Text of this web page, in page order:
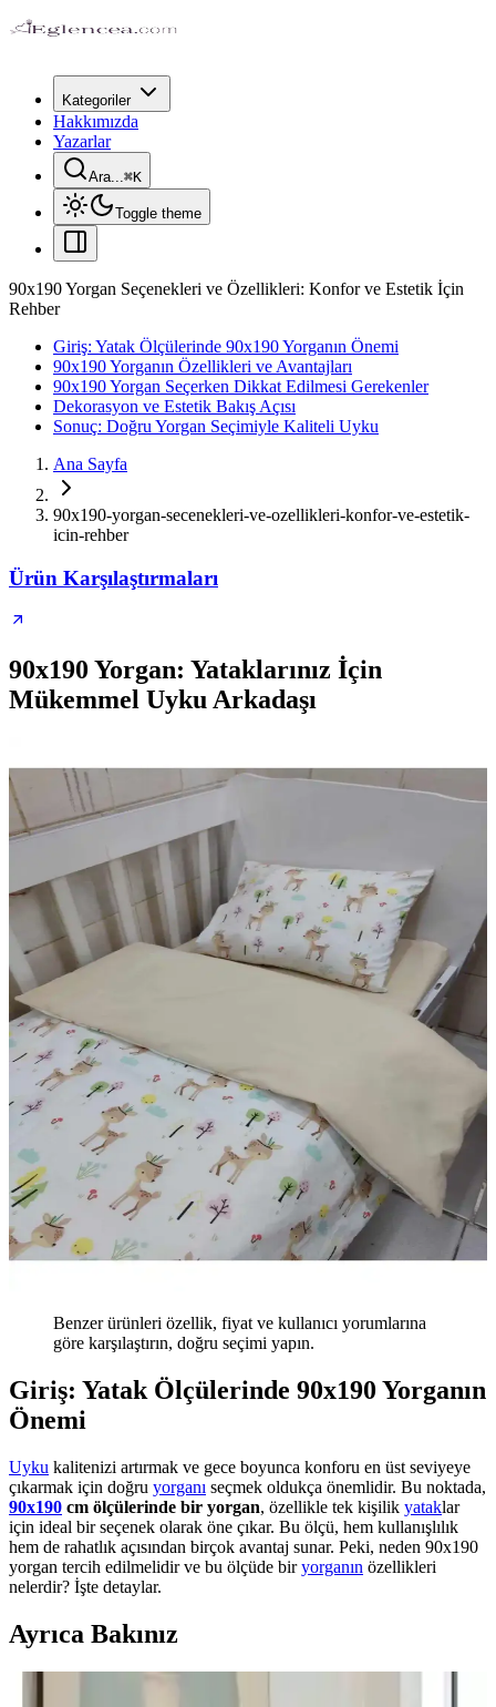
Kategoriler
Hakkımızda
Yazarlar
Ara...⌘K
Toggle theme
90x190 Yorgan Seçenekleri ve Özellikleri: Konfor ve Estetik İçin
Rehber
Giriş: Yatak Ölçülerinde 90x190 Yorganın Önemi
90x190 Yorganın Özellikleri ve Avantajları
90x190 Yorgan Seçerken Dikkat Edilmesi Gerekenler
Dekorasyon ve Estetik Bakış Açısı
Sonuç: Doğru Yorgan Seçimiyle Kaliteli Uyku
Ana Sayfa
90x190-yorgan-secenekleri-ve-ozellikleri-konfor-ve-estetik-
icin-rehber
Ürün Karşılaştırmaları
90x190 Yorgan: Yataklarınız İçin
Mükemmel Uyku Arkadaşı
Benzer ürünleri özellik, fiyat ve kullanıcı yorumlarına
göre karşılaştırın, doğru seçimi yapın.
Giriş: Yatak Ölçülerinde 90x190 Yorganın
Önemi
Uyku kalitenizi artırmak ve gece boyunca konforu en üst seviyeye
çıkarmak için doğru yorganı seçmek oldukça önemlidir. Bu noktada,
90x190 cm ölçülerinde bir yorgan, özellikle tek kişilik yataklar
için ideal bir seçenek olarak öne çıkar. Bu ölçü, hem kullanışlılık
hem de rahatlık açısından birçok avantaj sunar. Peki, neden 90x190
yorgan tercih edilmelidir ve bu ölçüde biryorganın özellikleri
nelerdir? İşte detaylar.
Ayrıca Bakınız